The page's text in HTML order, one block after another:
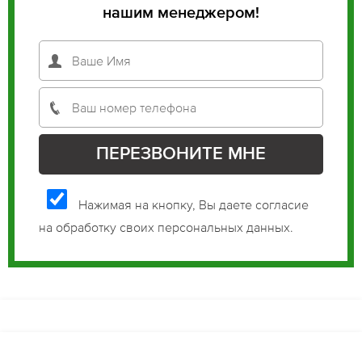
нашим менеджером!
Нажимая на кнопку, Вы даете согласие
на обработку своих персональных данных.